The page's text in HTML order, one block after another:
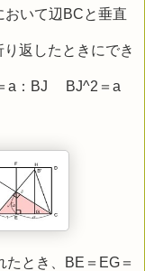
おいて辺BCと垂直
り返したときにでき
a：BJ BJ^2＝a
とき、BE＝EG＝